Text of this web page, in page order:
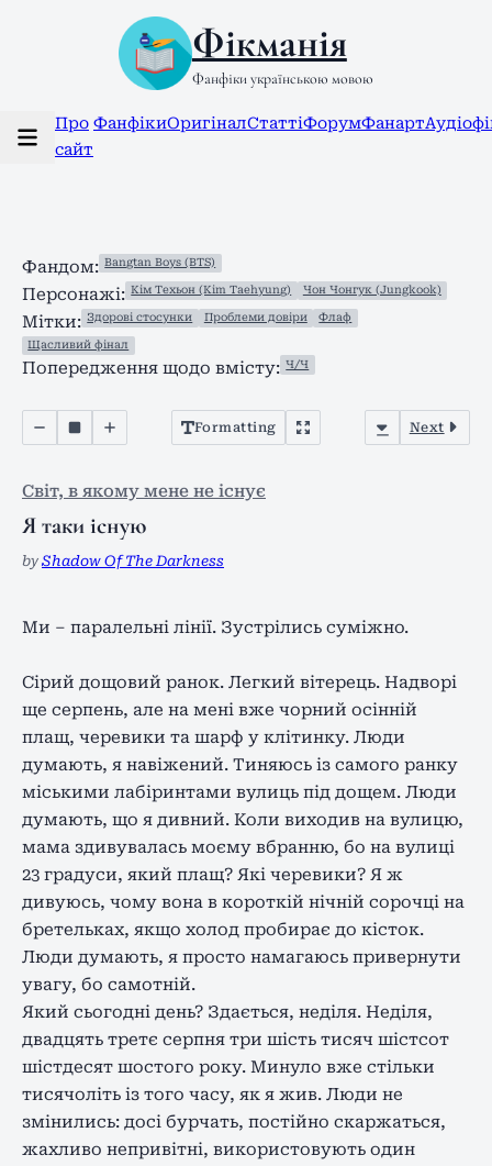
Фікманія
Фанфіки українською мовою
Про
сайт
ФанфікиОригіналСтаттіФорумФанарт
Фандом: Bangtan Boys (BTS)
Персонажі: Кім Техьон (Kim Taehyung) Чон Чонгук (Jungkook)
Мітки: Здорові стосунки Проблеми довіри Флаф
Щасливий фінал
Попередження щодо вмісту: Ч/Ч
Formatting Next
Світ, в якому мене не існує
Я таки існую
by Shadow Of The Darkness
Ми – паралельні лінії. Зустрілись суміжно.
Сірий дощовий ранок. Легкий вітерець. Надворі
ще серпень, але на мені вже чорний осінній
плащ, черевики та шарф у клітинку. Люди
думають, я навіжений. Тиняюсь із самого ранку
міськими лабіринтами вулиць під дощем. Люди
думають, що я дивний. Коли виходив на вулицю,
мама здивувалась моєму вбранню, бо на вулиці
23 градуси, який плащ? Які черевики? Я ж
дивуюсь, чому вона в короткій нічній сорочці на
бретельках, якщо холод пробирає до кісток.
Люди думають, я просто намагаюсь привернути
увагу, бо самотній.
Який сьогодні день? Здається, неділя. Неділя,
двадцять третє серпня три шість тисяч шістсот
шістдесят шостого року. Минуло вже стільки
тисячоліть із того часу, як я жив. Люди не
змінились: досі бурчать, постійно скаржаться,
жахливо непривітні, використовують один